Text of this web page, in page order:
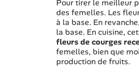
Pour tirer le meilleur
des femelles. Les
à la base. En
la base. En cuisine,
fleurs de courges
femelles, bien que
production de fruits.